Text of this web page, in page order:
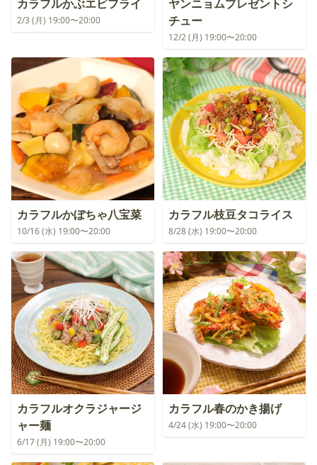
カラフルかぶエビフライ
2/3 (月) 19:00〜20:00
ヤンニョムプレゼントシ
チュー
12/2 (月) 19:00〜20:00
カラフルかぼちゃ八宝菜
10/16 (水) 19:00〜20:00
カラフル枝豆タコライス
8/28 (水) 19:00〜20:00
カラフルオクラジャージ
ャー麺
6/17 (月) 19:00〜20:00
カラフル春のかき揚げ
4/24 (水) 19:00〜20:00